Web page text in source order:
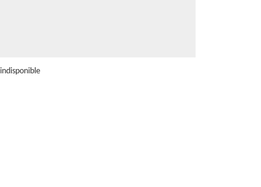
indisponible